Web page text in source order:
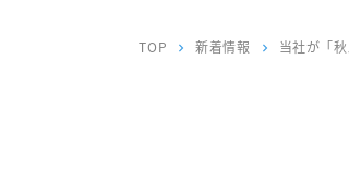
TOP chevron_right 新着情報 chevron_right 当社が「